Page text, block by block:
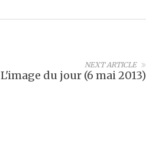
NEXT ARTICLE
L'image du jour (6 mai 2013)